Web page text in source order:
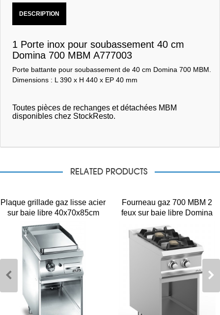
DESCRIPTION
1 Porte inox pour soubassement 40 cm
Domina 700 MBM A777003
Porte battante pour soubassement de 40 cm Domina 700 MBM.
Dimensions : L 390 x H 440 x EP 40 mm
Toutes pièces de rechanges et détachées MBM
disponibles chez StockResto.
RELATED PRODUCTS
Plaque grillade gaz lisse acier
sur baie libre 40x70x85cm
Fourneau gaz 700 MBM 2
feux sur baie libre Domina